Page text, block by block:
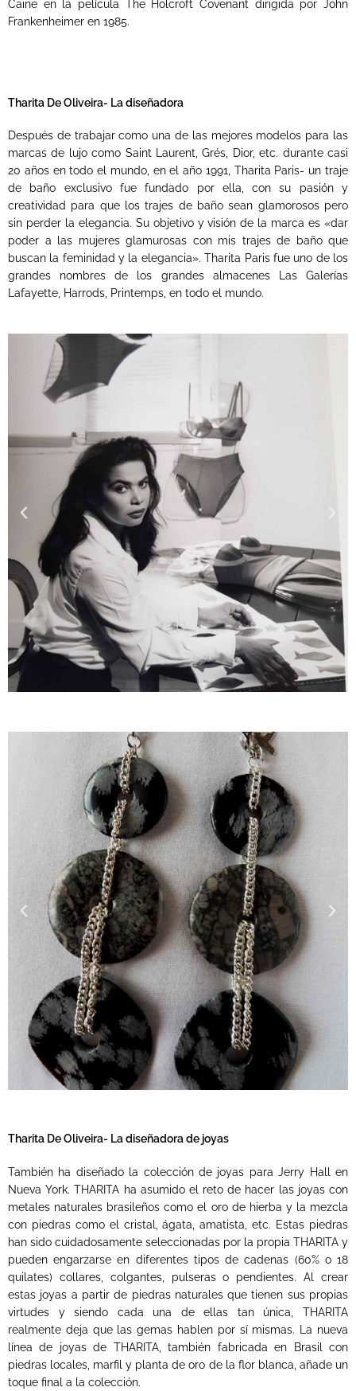
Caine en la película The Holcroft Covenant dirigida por John
Frankenheimer en 1985.
Tharita De Oliveira- La diseñadora
Después de trabajar como una de las mejores modelos para las
marcas de lujo como Saint Laurent, Grés, Dior, etc. durante casi
20 años en todo el mundo, en el año 1991, Tharita Paris- un traje
de baño exclusivo fue fundado por ella, con su pasión y
creatividad para que los trajes de baño sean glamorosos pero
sin perder la elegancia. Su objetivo y visión de la marca es «dar
poder a las mujeres glamurosas con mis trajes de baño que
buscan la feminidad y la elegancia». Tharita Paris fue uno de los
grandes nombres de los grandes almacenes Las Galerías
Lafayette, Harrods, Printemps, en todo el mundo.
Tharita De Oliveira- La diseñadora de joyas
También ha diseñado la colección de joyas para Jerry Hall en
Nueva York. THARITA ha asumido el reto de hacer las joyas con
metales naturales brasileños como el oro de hierba y la mezcla
con piedras como el cristal, ágata, amatista, etc. Estas piedras
han sido cuidadosamente seleccionadas por la propia THARITA y
pueden engarzarse en diferentes tipos de cadenas (60% o 18
quilates) collares, colgantes, pulseras o pendientes. Al crear
estas joyas a partir de piedras naturales que tienen sus propias
virtudes y siendo cada una de ellas tan única, THARITA
realmente deja que las gemas hablen por sí mismas. La nueva
línea de joyas de THARITA, también fabricada en Brasil con
piedras locales, marfil y planta de oro de la flor blanca, añade un
toque final a la colección.